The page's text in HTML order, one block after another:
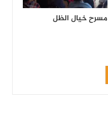
مسرح خيال الظل